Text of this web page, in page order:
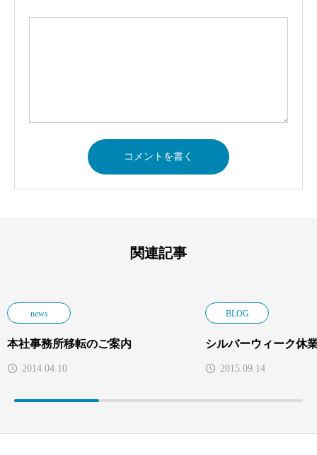
関連記事
news
本社事務所移転のご案内
2014.04.10
BLOG
シルバーウィーク休
2015.09.14